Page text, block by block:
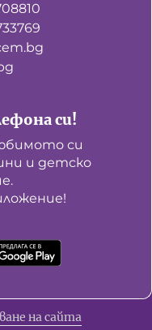
си!
си
и детско
на сайта